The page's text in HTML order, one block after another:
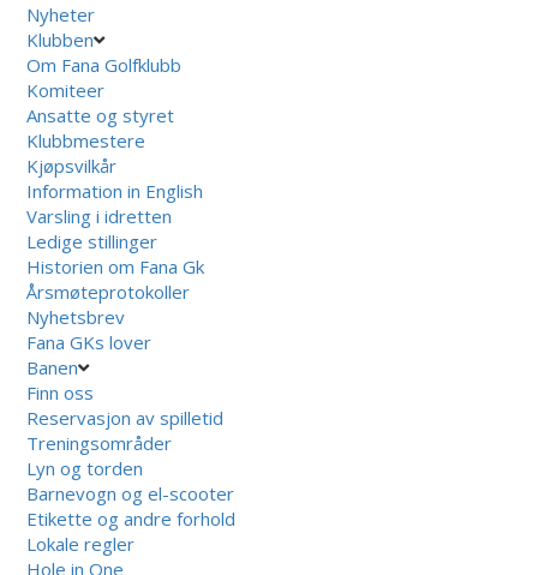
Nyheter
Klubben
Om Fana Golfklubb
Komiteer
Ansatte og styret
Klubbmestere
Kjøpsvilkår
Information in English
Varsling i idretten
Ledige stillinger
Historien om Fana Gk
Årsmøteprotokoller
Nyhetsbrev
Fana GKs lover
Banen
Finn oss
Reservasjon av spilletid
Treningsområder
Lyn og torden
Barnevogn og el-scooter
Etikette og andre forhold
Lokale regler
Hole in One